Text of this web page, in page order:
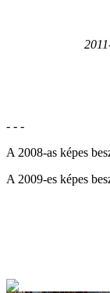
- - -
A 2008-as képes
A 2009-es képes